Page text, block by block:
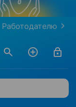
Работодателю